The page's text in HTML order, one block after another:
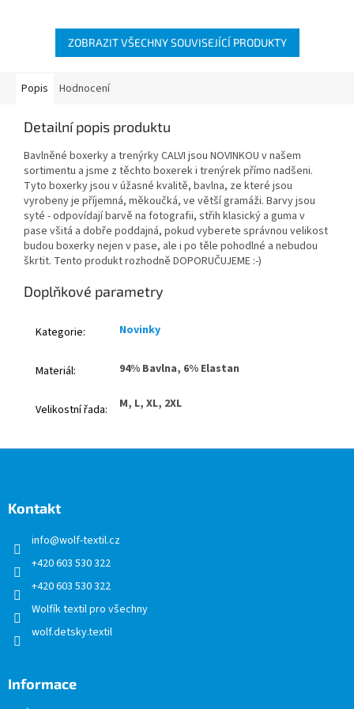
ZOBRAZIT VŠECHNY SOUVISEJÍCÍ PRODUKTY
Popis Hodnocení
Detailní popis produktu
Bavlněné boxerky a trenýrky CALVI jsou NOVINKOU v našem
sortimentu a jsme z těchto boxerek i trenýrek přímo nadšeni.
Tyto boxerky jsou v úžasné kvalitě, bavlna, ze které jsou
vyrobeny je příjemná, měkoučká, ve větší gramáži. Barvy jsou
syté - odpovídají barvě na fotografii, střih klasický a guma v
pase všitá a dobře poddajná, pokud vyberete správnou velikost
budou boxerky nejen v pase, ale i po těle pohodlné a nebudou
škrtit. Tento produkt rozhodně DOPORUČUJEME :-)
Doplňkové parametry
Kategorie: Novinky
Materiál: 94% Bavlna, 6% Elastan
Velikostní řada: M, L, XL, 2XL
Kontakt
info@wolf-textil.cz
+420 603 530 322
+420 603 530 322
Wolfík textil pro všechny
wolf.detsky.textil
Informace